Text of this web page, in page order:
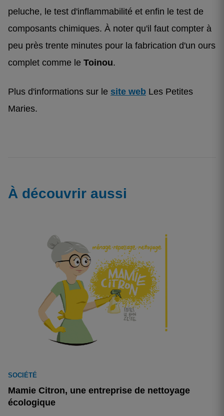
peluche, le test d'inflammabilité et enfin le test de
composants chimiques. À noter qu'il faut compter à
peu près trente minutes pour la fabrication d'un ours
complet comme le Toinou.
Plus d'informations sur le site web Les Petites
Maries.
À découvrir aussi
SOCIÉTÉ
Mamie Citron, une entreprise de nettoyage
écologique